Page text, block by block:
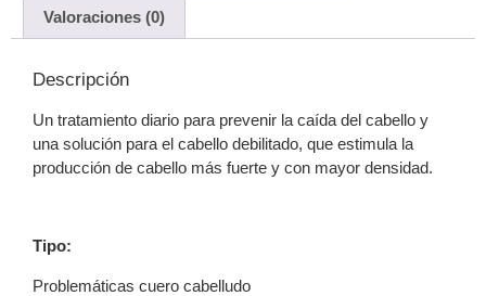
Valoraciones (0)
Descripción
Un tratamiento diario para prevenir la caída del cabello y
una solución para el cabello debilitado, que estimula la
producción de cabello más fuerte y con mayor densidad.
Tipo:
Problemáticas cuero cabelludo